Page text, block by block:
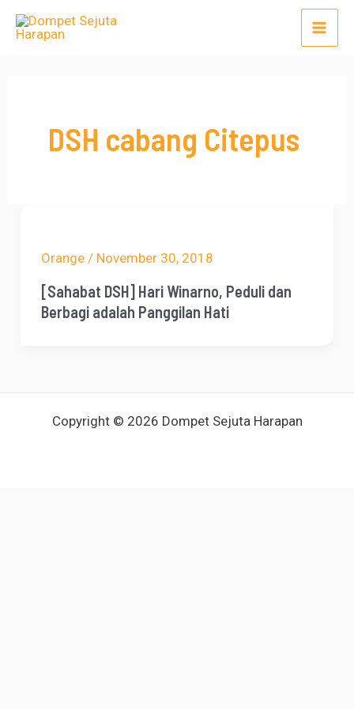
Lewati
Main
DSH cabang Citepus
Orange/ November 30, 2018
[Sahabat DSH] Hari Winarno, Peduli dan
Berbagi adalah Panggilan Hati
Copyright © 2026 Dompet Sejuta Harapan